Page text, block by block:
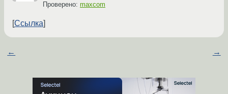
Проверено: maxcom
Ссылка
← →